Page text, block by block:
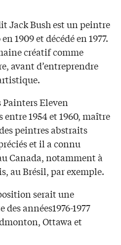
Jack Bush est un peintre
1909 et décédé en 1977.
créatif comme
avant d’entreprendre
Painters Eleven
1954 et 1960, maître
peintres abstraits
et il a connu
Canada, notamment à
au Brésil, par exemple.
serait une
années1976-1977
Ottawa et